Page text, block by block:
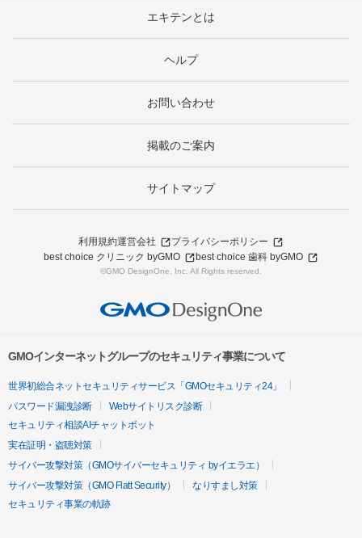
エキテンとは
ヘルプ
お問い合わせ
掲載のご案内
サイトマップ
利用規約運営会社
プライバシーポリシー
best choice クリニック byGMO
best choice 歯科 byGMO
©GMO DesignOne, Inc. All Rights reserved.
GMOインターネットグループのセキュリティ事業について
世界初総合ネットセキュリティサービス「GMOセキュリティ24」
パスワード漏洩診断
Webサイトリスク診断
セキュリティ相談AIチャットボット
実在証明・盗聴対策
サイバー攻撃対策（GMOサイバーセキュリティ byイエラエ）
サイバー攻撃対策（GMO Flatt Security）
なりすまし対策
セキュリティ事業の軌跡